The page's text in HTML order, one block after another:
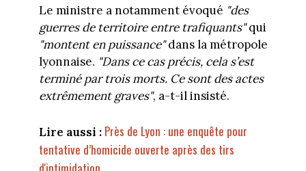
Le ministre a notamment évoqué "des
guerres de territoire entre trafiquants"qui
"montent en puissance"dans la métropole
lyonnaise. "Dans ce cas précis, cela s’est
terminé par trois morts. Ce sont des actes
extrêmement graves", a-t-il insisté.
Lire aussi : Près de Lyon : une enquête pour
tentative d’homicide ouverte après des tirs